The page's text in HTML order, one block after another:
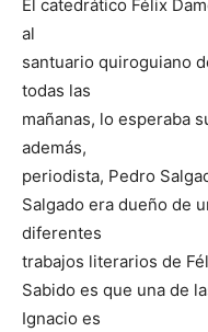
El catedrático Félix
al
santuario quiroguiano
todas las
mañanas, lo esperaba
además,
periodista, Pedro
Salgado era dueño de
diferentes
trabajos literarios de
Sabido es que una de
Ignacio es